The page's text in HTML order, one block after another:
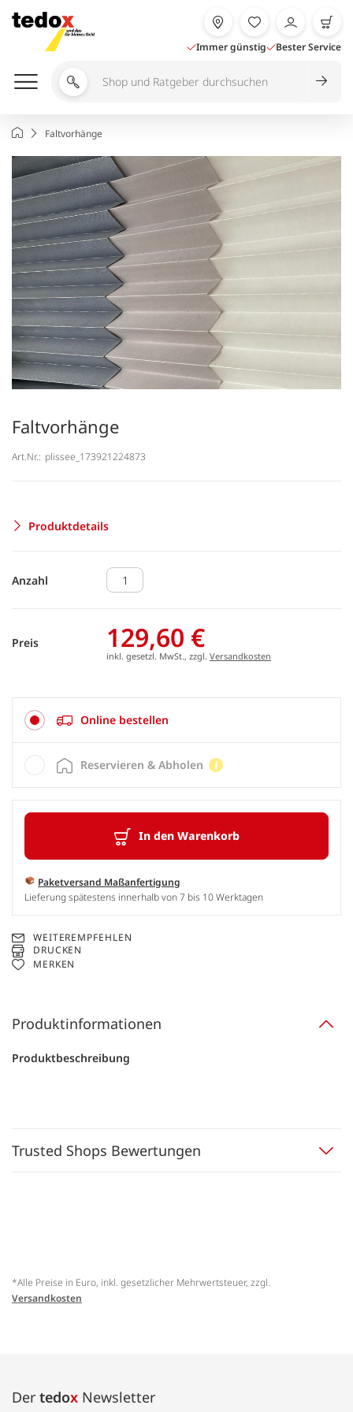
Inhalt
springen
Immer günstig Bester Service
Shop
durchsuchen
StartseiteFaltvorhänge
Faltvorhänge
Art.Nr.: plissee_173921224873
Produktdetails
Anzahl
Preis 129,60 €
inkl. gesetzl. MwSt., zzgl. Versandkosten
Online bestellen
In den Warenkorb
Paketversand Maßanfertigung
Lieferung spätestens innerhalb von 7 bis 10 Werktagen
Reservieren & Abholen
WEITEREMPFEHLEN
DRUCKEN
MERKEN
Produktinformationen
Produktbeschreibung
Trusted Shops Bewertungen
*Alle Preise in Euro, inkl. gesetzlicher Mehrwertsteuer, zzgl.
Versandkosten
Der tedox Newsletter